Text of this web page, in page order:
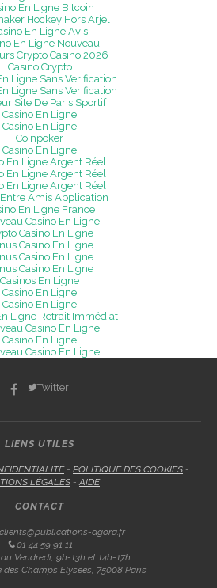
En Ligne Bitcoin
Hockey Hors Arjel
En Ligne Avis
En Ligne Nouveau
Crypto Casino 2026
Casino Crypto
Ligne Sans Verification
Ligne Sans Verification
Site De Paris Sportif
Casino En Ligne
Casino En Ligne
Coinpoker
Casino En Ligne
En Ligne Argent Réel
En Ligne Argent Réel
En Ligne Argent Réel
Amis Application
En Ligne France
Casino En Ligne
Casino En Ligne
Casino En Ligne
Casino En Ligne
Casino En Ligne
Casinos En Ligne
Casino En Ligne
Casino En Ligne
Ligne Retrait Immédiat
Casino En Ligne
Casino En Ligne
Casino En Ligne
Twitter
LIENS UTILES
- POLITIQUE DES COOKIES -
LÉGALES -AIDE
CONTACT
agora.fr
01 44 59 91 11
Vendredi, 9h-13h et 14h-17h
des Champs Elysées, 75008 Paris